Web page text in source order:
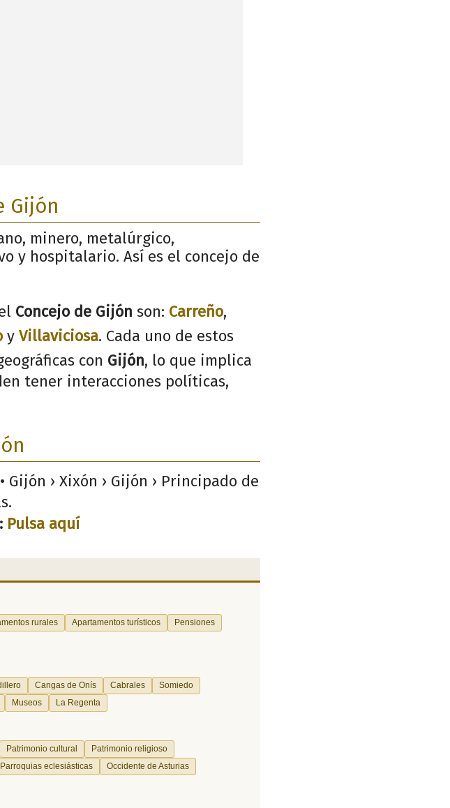
Gijón
minero, metalúrgico,
y hospitalario. Así es el concejo de
Concejo de Gijón son: Carreño,
y Villaviciosa. Cada uno de estos
con Gijón, lo que implica
tener interacciones políticas,
Gijón › Xixón › Gijón › Principado de
Pulsa aquí